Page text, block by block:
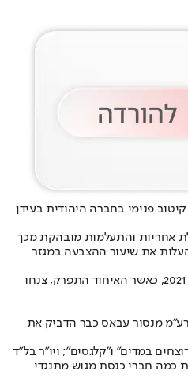
פנימי בחברה היהודית בעידן
אחריות והתעלמות מובהקת מכך
את שיעור ההצבעה במגזר
בפעם האחרונה שהיה איחוד של המפלגות הערביות, בבחירות 2020, הצליחה הרשימה המשותפת לזכות ב־15 מנדטים ולהעלות את שיעור ההצבעה במגזר הערבי ל־65%, אולם בבחירות 2021, כאשר האיחוד התפרק, צנחו
מנסור עבאס כבר הדביק את
במדים" ו"קלגסים"; ויו"ר בל"ד
כמה חברי כנסת מגוש מתנגדי